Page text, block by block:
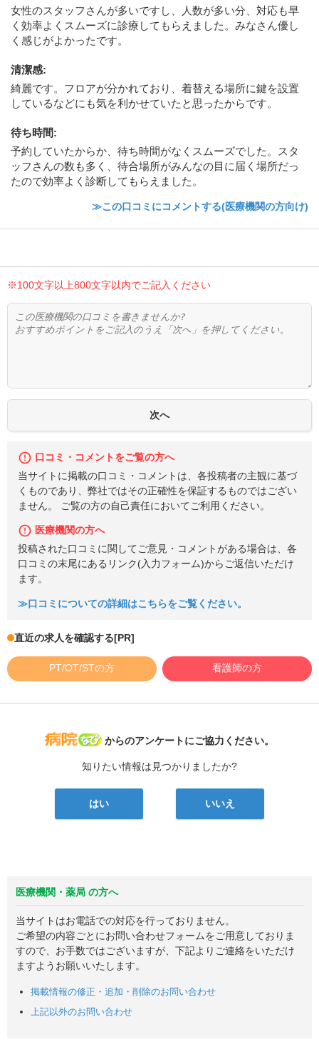
女性のスタッフさんが多いですし、人数が多い分、対応も早
く効率よくスムーズに診療してもらえました。みなさん優し
く感じがよかったです。
清潔感:
綺麗です。フロアが分かれており、着替える場所に鍵を設置
しているなどにも気を利かせていたと思ったからです。
待ち時間:
予約していたからか、待ち時間がなくスムーズでした。スタ
ッフさんの数も多く、待合場所がみんなの目に届く場所だっ
たので効率よく診断してもらえました。
≫この口コミにコメントする(医療機関の方向け)
※100文字以上800文字以内でご記入ください
口コミ・コメントをご覧の方へ
当サイトに掲載の口コミ・コメントは、各投稿者の主観に基づ
くものであり、弊社ではその正確性を保証するものではござい
ません。 ご覧の方の自己責任においてご利用ください。
医療機関の方へ
投稿された口コミに関してご意見・コメントがある場合は、各
口コミの末尾にあるリンク(入力フォーム)からご返信いただけ
ます。
≫口コミについての詳細はこちらをご覧ください。
直近の求人を確認する[PR]
PT/OT/STの方 看護師の方
病院なび
からのアンケートにご協力ください。
知りたい情報は見つかりましたか?
はい いいえ
医療機関・薬局 の方へ
当サイトはお電話での対応を行っておりません。
ご希望の内容ごとにお問い合わせフォームをご用意しておりま
すので、お手数ではございますが、下記よりご連絡をいただけ
ますようお願いいたします。
掲載情報の修正・追加・削除のお問い合わせ
上記以外のお問い合わせ